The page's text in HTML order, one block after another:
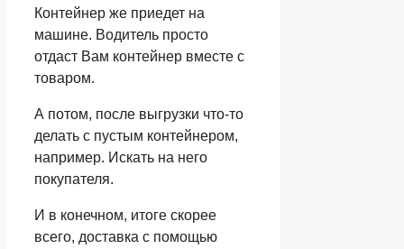
Контейнер же приедет на
машине. Водитель просто
отдаст Вам контейнер вместе с
товаром.
А потом, после выгрузки что-то
делать с пустым контейнером,
например. Искать на него
покупателя.
И в конечном, итоге скорее
всего, доставка с помощью